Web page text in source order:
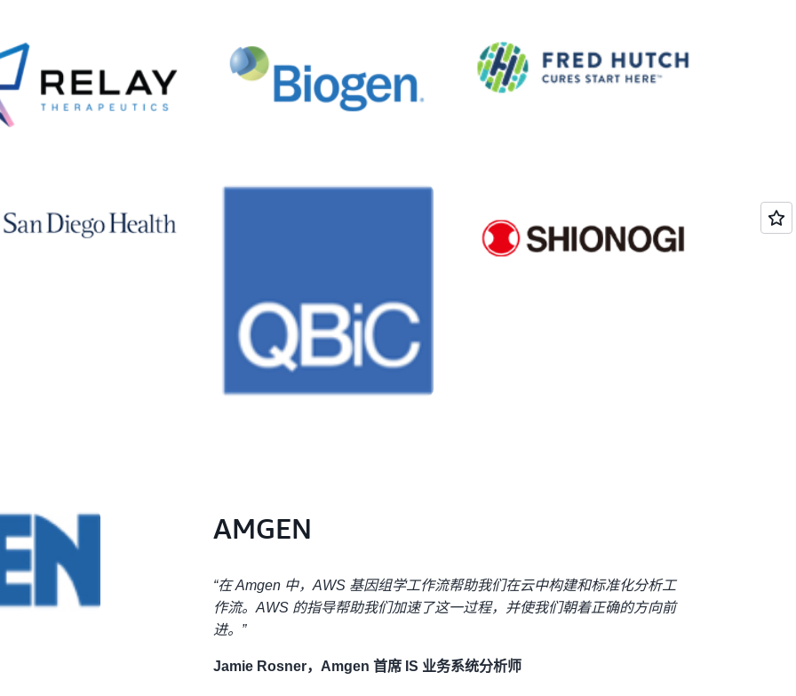
AMGEN
“在 Amgen 中，AWS 基因组学工作流帮助我们在云中构建和标准化分析工
作流。AWS 的指导帮助我们加速了这一过程，并使我们朝着正确的方向前
进。”
Jamie Rosner，Amgen 首席 IS 业务系统分析师